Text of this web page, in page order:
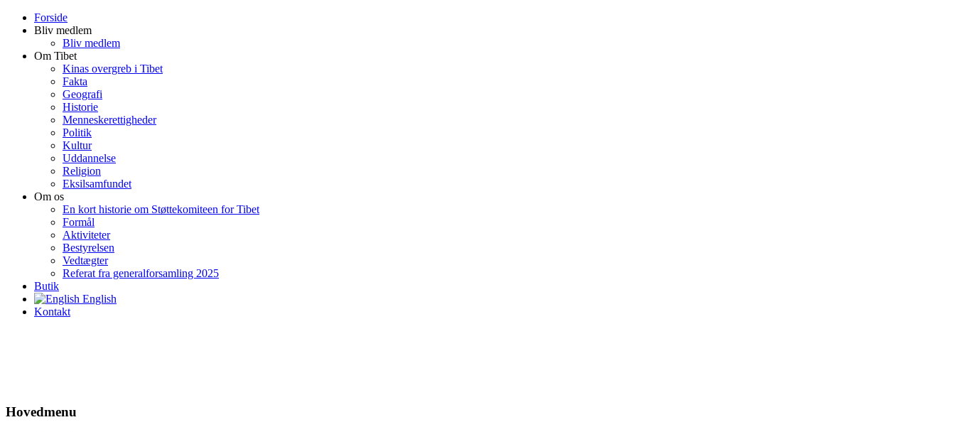
Forside
Bliv medlem
Bliv medlem
Om Tibet
Kinas overgreb i Tibet
Fakta
Geografi
Historie
Menneskerettigheder
Politik
Kultur
Uddannelse
Religion
Eksilsamfundet
Om os
En kort historie om Støttekomiteen for Tibet
Formål
Aktiviteter
Bestyrelsen
Vedtægter
Referat fra generalforsamling 2025
Butik
English
Kontakt
Hovedmenu